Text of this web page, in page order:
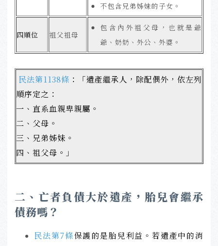
不包含兄弟姊妹的子女。
四順位 祖父祖母
包含內外祖父母，也就是爺
爺、奶奶、外公、外婆。
民法第1138條 ：「遺產繼承人，除配偶外，依左列
順序定之：
一、直系血親卑親屬。
二、父母。
三、兄弟姊妹。
四、祖父母。」
二、亡者負債大於遺產，胎兒會繼承
債務嗎？
民法第7條保護的是胎兒利益。若遺產中的消